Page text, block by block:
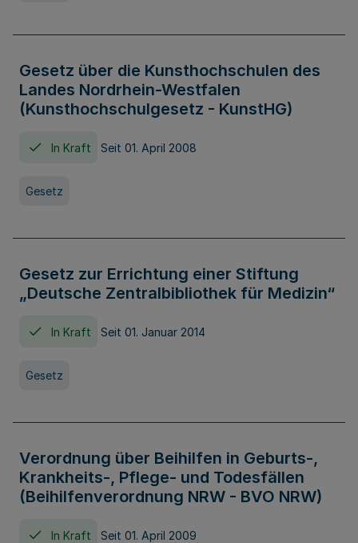
Gesetz über die Kunsthochschulen des
Landes Nordrhein-Westfalen
(Kunsthochschulgesetz - KunstHG)
In Kraft Seit 01. April 2008
Gesetz
Gesetz zur Errichtung einer Stiftung
„Deutsche Zentralbibliothek für Medizin“
In Kraft Seit 01. Januar 2014
Gesetz
Verordnung über Beihilfen in Geburts-,
Krankheits-, Pflege- und Todesfällen
(Beihilfenverordnung NRW - BVO NRW)
In Kraft Seit 01. April 2009